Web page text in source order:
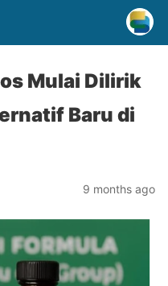
Mulai Dilirik
Baru di
9 months ago